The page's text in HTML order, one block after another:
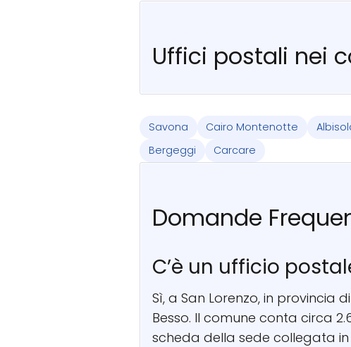
Uffici postali nei
Savona Cairo Montenotte
Bergeggi
Carcare
Domande
C’è un ufficio
Sì, a San Lorenzo, in provincia
Besso. Il comune conta circa
scheda della sede collegata